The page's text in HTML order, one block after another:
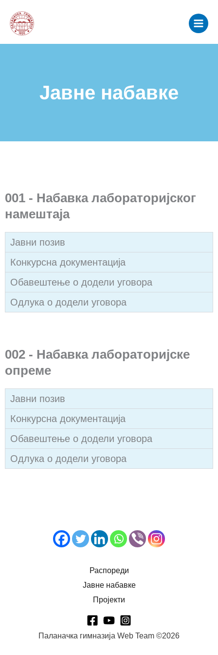
садржај
Menu
Јавне набавке
001 - Набавка лабораторијског
намештаја
Јавни позив
Конкурсна документација
Обавештење о додели уговора
Одлука о додели уговора
002 - Набавка лабораторијске
опреме
Јавни позив
Конкурсна документација
Обавештење о додели уговора
Одлука о додели уговора
Распореди
Јавне набавке
Пројекти
Паланачка гимназија Web Team ©2026